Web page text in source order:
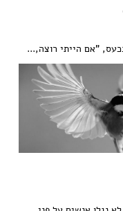
"אם הייתי רוצה,...